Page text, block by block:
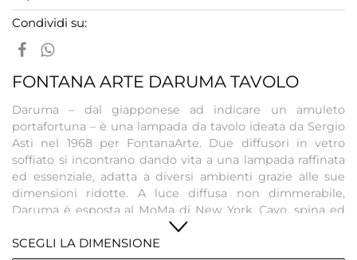
Condividi su:
FONTANA ARTE DARUMA TAVOLO
Daruma – dal giapponese ad indicare un amuleto
portafortuna – è una lampada da tavolo ideata da Sergio
Asti nel 1968 per FontanaArte. Due diffusori in vetro
soffiato si incontrano dando vita a una lampada raffinata
ed essenziale, adatta a diversi ambienti grazie alle sue
dimensioni ridotte. A luce diffusa non dimmerabile,
Daruma è esposta al MoMa di New York. Cavo, spina ed
interruttore sono neri. La lampadina non è inclusa.
SCEGLI LA DIMENSIONE